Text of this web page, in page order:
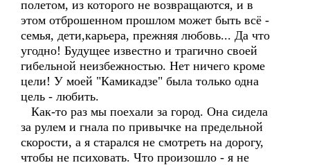
полетом, из которого не возвращаются, и в
этом отброшенном прошлом может быть всё -
семья, дети,карьера, прежняя любовь... Да что
угодно! Будущее известно и трагично своей
гибельной неизбежностью. Нет ничего кроме
цели! У моей "Камикадзе" была только одна
цель - любить.
Как-то раз мы поехали за город. Она сидела
за рулем и гнала по привычке на предельной
скорости, а я старался не смотреть на дорогу,
чтобы не психовать. Что произошло - я не